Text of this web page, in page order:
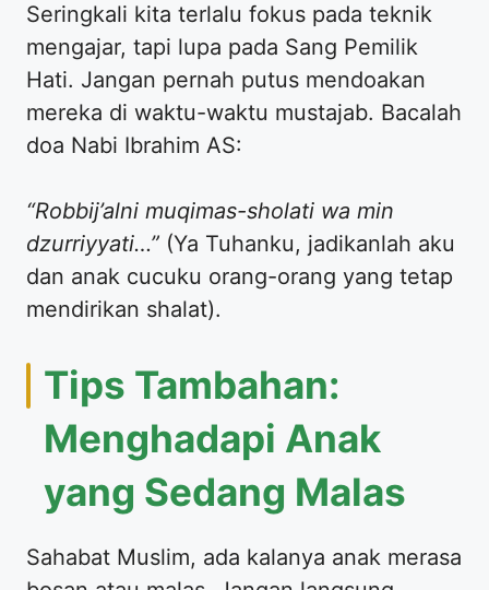
​Seringkali kita terlalu fokus pada teknik
mengajar, tapi lupa pada Sang Pemilik
Hati. Jangan pernah putus mendoakan
mereka di waktu-waktu mustajab. Bacalah
doa Nabi Ibrahim AS:
“Robbij’alni muqimas-sholati wa min
dzurriyyati…” (Ya Tuhanku, jadikanlah aku
dan anak cucuku orang-orang yang tetap
mendirikan shalat).
​Tips Tambahan:
Menghadapi Anak
yang Sedang Malas
​Sahabat Muslim, ada kalanya anak merasa